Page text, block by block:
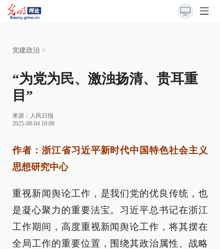
党建政治 >
“为党为民、激浊扬清、贵耳重
目”
来源： 人民日报
2025-08-04 10:08
作者：浙江省习近平新时代中国特色社会主义
思想研究中心
重视新闻舆论工作，是我们党的优良传统，也
是凝心聚力的重要法宝。习近平总书记在浙江
工作期间，高度重视新闻舆论工作，将其摆在
全局工作的重要位置，围绕其政治属性、战略